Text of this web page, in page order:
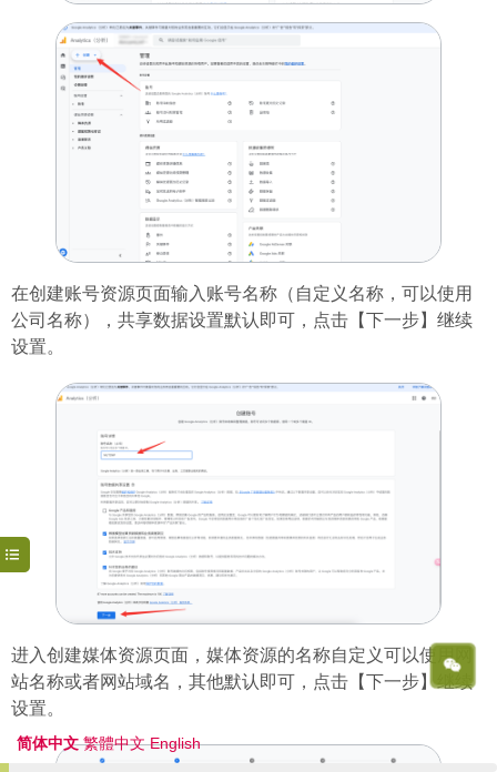
在创建账号资源页面输入账号名称（自定义名称，可以使用
公司名称），共享数据设置默认即可，点击【下一步】继续
设置。
进入创建媒体资源页面，媒体资源的名称自定义可以使用网
站名称或者网站域名，其他默认即可，点击【下一步】继续
设置。
简体中文 繁體中文 English